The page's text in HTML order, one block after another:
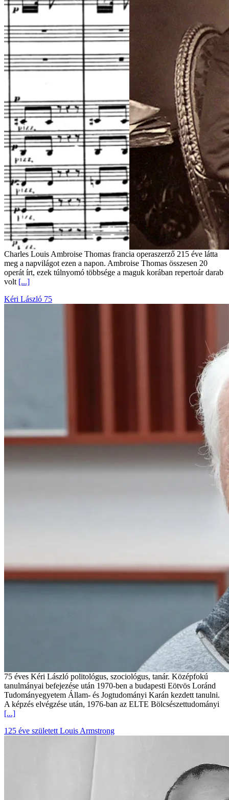
Charles Louis Ambroise Thomas francia operaszerző 215 éve látta
meg a napvilágot ezen a napon. Ambroise Thomas összesen 20
operát írt, ezek túlnyomó többsége a maguk korában repertoár darab
volt [...]
Kéri László 75
75 éves Kéri László politológus, szociológus, tanár. Középfokú
tanulmányai befejezése után 1970-ben a budapesti Eötvös Loránd
Tudományegyetem Állam- és Jogtudományi Karán kezdett tanulni.
A képzés elvégzése után, 1976-ban az ELTE Bölcsészettudományi
[...]
125 éve született Louis Armstrong